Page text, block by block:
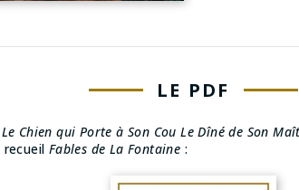
LE PDF
Le Chien qui Porte à Son Cou Le Dîné de Son
recueil Fables de La Fontaine :